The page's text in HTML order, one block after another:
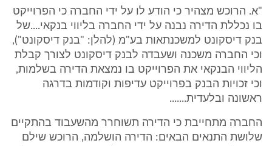
"א. הרוכש מצהיר כי הודע לו על ידי החברה כי הפרוייקט
בו נכללת הדירה נבנה על ידי החברה בליווי בנקאי....של
בנק דיסקונט למשכנתאות בע"מ (להלן: "בנק דיסקונט"),
וכי החברה משכנה ושעבדה לבנק דיסקונט לצורך קבלת
הליווי הבנקאי את הפרוייקט בו נמצאת הדירה בשלמות,
וכי זכויות הבנק בפרוייקט עדיפות וקודמות בדרגה
ראשונה ובלעדית.......
החברה מתחייבת כי הדירה תשוחרר מהשעבוד בהתקיים
שלושת התנאים הבאים: הדירה הושלמה, הרוכש שילם